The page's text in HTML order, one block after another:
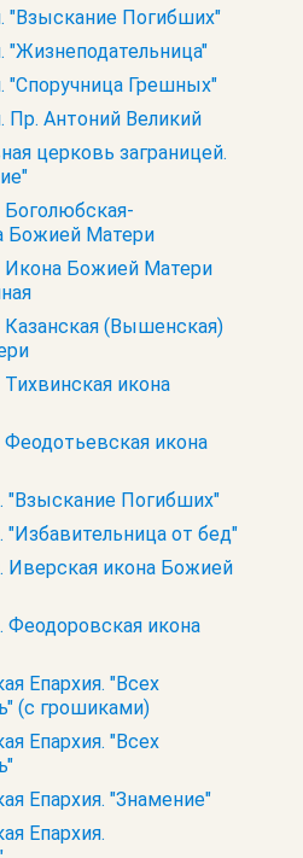
"Взыскание Погибших"
"Жизнеподательница"
"Споручница Грешных"
Пр. Антоний Великий
церковь заграницей.
Боголюбская-
Божией Матери
Икона Божией Матери
Казанская (Вышенская)
Тихвинская икона
Феодотьевская икона
"Взыскание Погибших"
"Избавительница от бед"
Иверская икона Божией
Феодоровская икона
Епархия. "Всех
(с грошиками)
Епархия. "Всех
Епархия. "Знамение"
Епархия.